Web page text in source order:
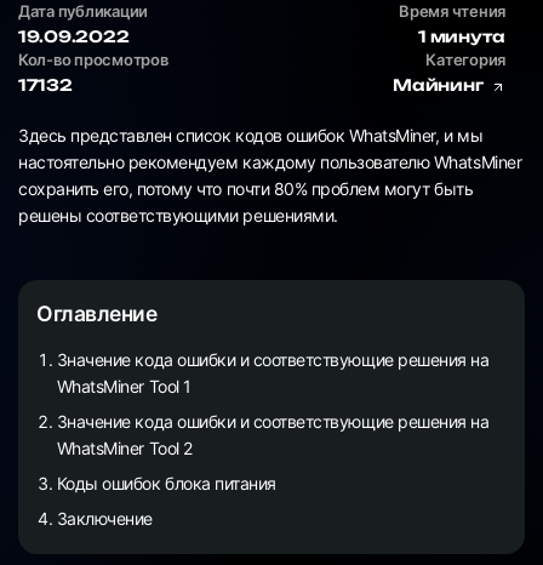
Дата публикации
19.09.2022
Время чтения
1 минута
Кол-во просмотров
17132
Категория
Майнинг
Здесь представлен список кодов ошибок WhatsMiner, и мы
настоятельно рекомендуем каждому пользователю WhatsMiner
сохранить его, потому что почти 80% проблем могут быть
решены соответствующими решениями.
Оглавление
Значение кода ошибки и соответствующие решения на
WhatsMiner Tool 1
Значение кода ошибки и соответствующие решения на
WhatsMiner Tool 2
Коды ошибок блока питания
Заключение